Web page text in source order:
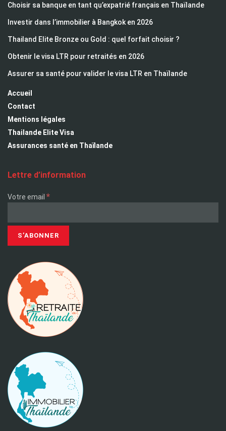
Choisir sa banque en tant qu’expatrié français en Thaïlande
Investir dans l’immobilier à Bangkok en 2026
Thailand Elite Bronze ou Gold : quel forfait choisir ?
Obtenir le visa LTR pour retraités en 2026
Assurer sa santé pour valider le visa LTR en Thaïlande
Accueil
Contact
Mentions légales
Thailande Elite Visa
Assurances santé en Thaïlande
Lettre d’information
Votre email *